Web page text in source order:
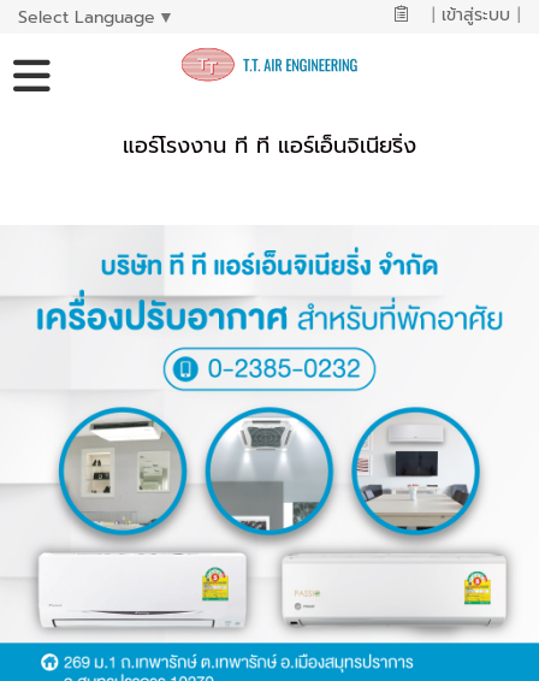
Select Language ▼ | เข้าสู่ระบบ |
แอร์โรงงาน ที ที แอร์เอ็นจิเนียริ่ง